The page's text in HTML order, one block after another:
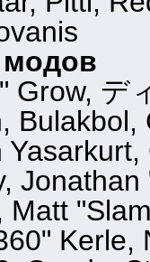
модов
デ
Matt
Kerle,